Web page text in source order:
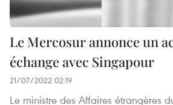
9,2%
sur
un
an,
de
9,2%
sur
un
an,
Le Mercosur annonce un
échange avec Singapour
21/07/2022 02:19
Le ministre des Affaires étrangères